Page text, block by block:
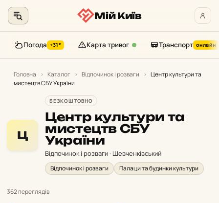
контенту
Мій Київ
Погода +31° Карта тривог Транспорт онлайн
Головна › Каталог › Відпочинок і розваги › Центр культури та
мистецтв СБУ України
Ц
БЕЗКОШТОВНО
Центр культури та
мистецтв СБУ
України
Відпочинок і розваги · Шевченківський
Відпочинок і розваги Палаци та будинки культури
362 переглядів